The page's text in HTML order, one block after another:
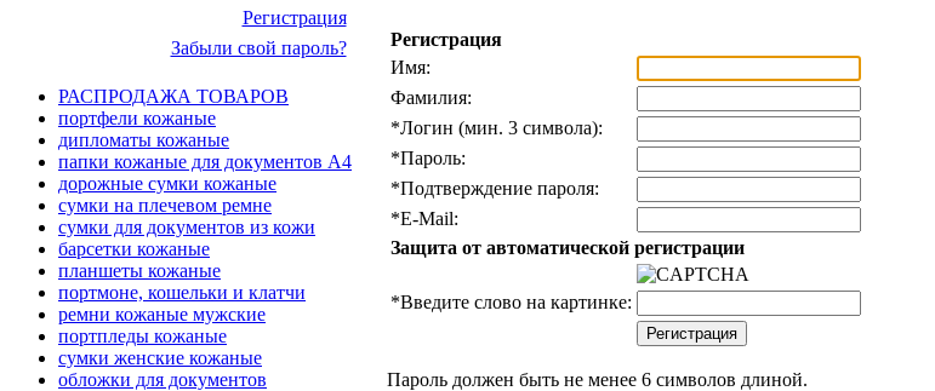
Регистрация
Забыли свой пароль?
РАСПРОДАЖА ТОВАРОВ
портфели кожаные
дипломаты кожаные
папки кожаные для документов А4
дорожные сумки кожаные
сумки на плечевом ремне
сумки для документов из кожи
барсетки кожаные
планшеты кожаные
портмоне, кошельки и клатчи
ремни кожаные мужские
портпледы кожаные
сумки женские кожаные
обложки для документов
Регистрация
Имя:
Фамилия:
*Логин (мин. 3 символа):
*Пароль:
*Подтверждение пароля:
*E-Mail:
Защита от автоматической регистрации
*Введите слово на картинке:
Пароль должен быть не менее 6 символов длиной.